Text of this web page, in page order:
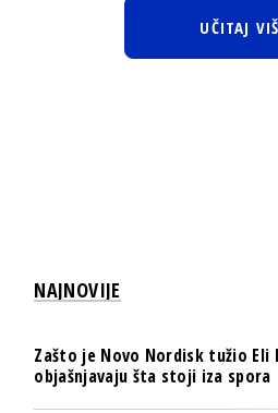
UČITAJ
NAJNOVIJE
Zašto je Novo Nordisk tužio Eli
objašnjavaju šta stoji iza spora